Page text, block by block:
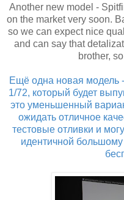
Another new model -
on the market very soon.
so we can expect nice
and can say that
brother,
Ещё одна новая модель
1/72, который будет
это уменьшенный
ожидать отличное
тестовые отливки и
идентичной большому